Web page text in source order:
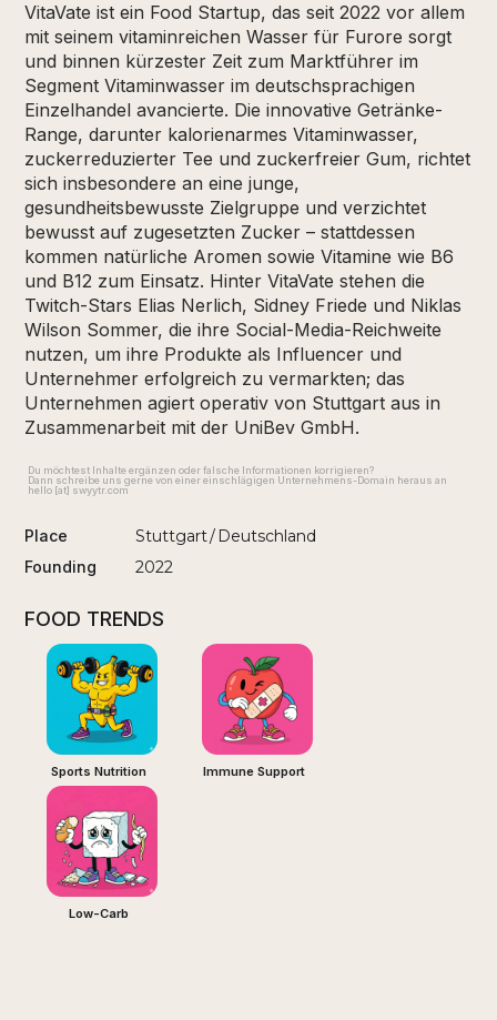
VitaVate ist ein Food Startup, das seit 2022 vor allem
mit seinem vitaminreichen Wasser für Furore sorgt
und binnen kürzester Zeit zum Marktführer im
Segment Vitaminwasser im deutschsprachigen
Einzelhandel avancierte. Die innovative Getränke-
Range, darunter kalorienarmes Vitaminwasser,
zuckerreduzierter Tee und zuckerfreier Gum, richtet
sich insbesondere an eine junge,
gesundheitsbewusste Zielgruppe und verzichtet
bewusst auf zugesetzten Zucker – stattdessen
kommen natürliche Aromen sowie Vitamine wie B6
und B12 zum Einsatz. Hinter VitaVate stehen die
Twitch-Stars Elias Nerlich, Sidney Friede und Niklas
Wilson Sommer, die ihre Social-Media-Reichweite
nutzen, um ihre Produkte als Influencer und
Unternehmer erfolgreich zu vermarkten; das
Unternehmen agiert operativ von Stuttgart aus in
Zusammenarbeit mit der UniBev GmbH.
Du möchtest Inhalte ergänzen oder falsche Informationen korrigieren?
Dann schreibe uns gerne von einer einschlägigen Unternehmens-Domain heraus an
hello [at] swyytr.com
Place Stuttgart/ Deutschland
Founding 2022
FOOD TRENDS
Sports Nutrition Immune Support
Low-Carb